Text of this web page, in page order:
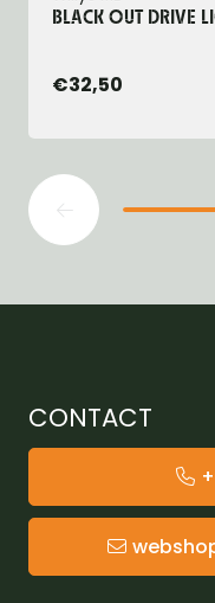
BLACK OUT DRIVE
€32,50
CONTACT